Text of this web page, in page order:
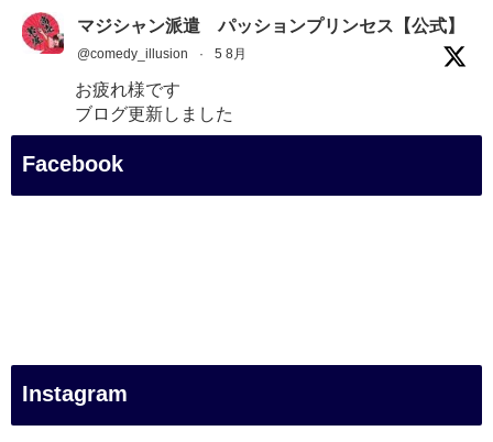
マジシャン派遣 パッションプリンセス【公式】
@comedy_illusion · 5 8月
お疲れ様です
ブログ更新しました
「マジシャン和歌山旅 白浜町・三段壁展望台」
#白浜町
#変面ショー
Facebook
Instagram